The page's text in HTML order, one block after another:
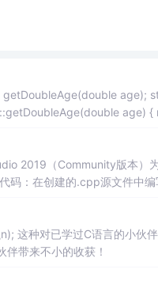
dent(); };
2019（Community版本）
码：在创建的.cpp源文件中编
这种对已学过C语言的小伙
带来不小的收获！